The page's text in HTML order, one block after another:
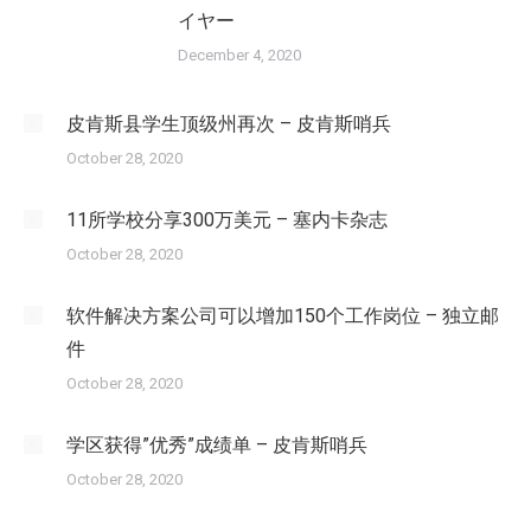
イヤー
December 4, 2020
皮肯斯县学生顶级州再次 – 皮肯斯哨兵
October 28, 2020
11所学校分享300万美元 – 塞内卡杂志
October 28, 2020
软件解决方案公司可以增加150个工作岗位 – 独立邮
件
October 28, 2020
学区获得”优秀”成绩单 – 皮肯斯哨兵
October 28, 2020